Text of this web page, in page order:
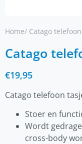
Home/ Catago
Catago
€19,95
Catago telefoon
Stoer en
Wordt
cross-body